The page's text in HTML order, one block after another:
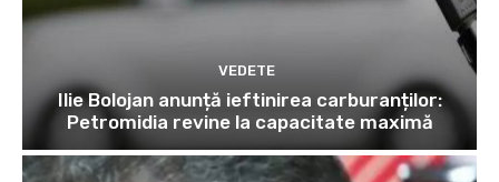
VEDETE
Ilie Bolojan anunță ieftinirea carburanților:
Petromidia revine la capacitate maximă